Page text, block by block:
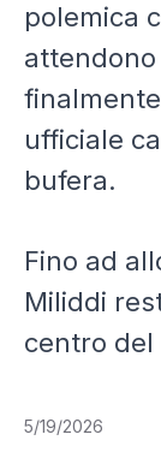
polemica
ufficiale
bufera.
Fino ad
Miliddi
centro del
5/19/2026